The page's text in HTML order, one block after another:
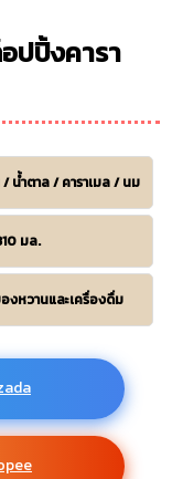
ปปิ้งคารา
น้ำตาล / คาราเมล / นม
มล.
งหวานและเครื่องดื่ม